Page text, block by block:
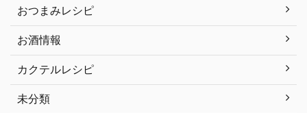
おつまみレシピ
お酒情報
カクテルレシピ
未分類